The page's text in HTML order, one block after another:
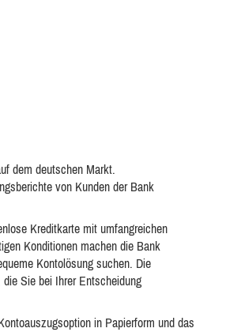
dem deutschen Markt.
von Kunden der Bank
Kreditkarte mit umfangreichen
Konditionen machen die Bank
Kontolösung suchen. Die
Sie bei Ihrer Entscheidung
in Papierform und das